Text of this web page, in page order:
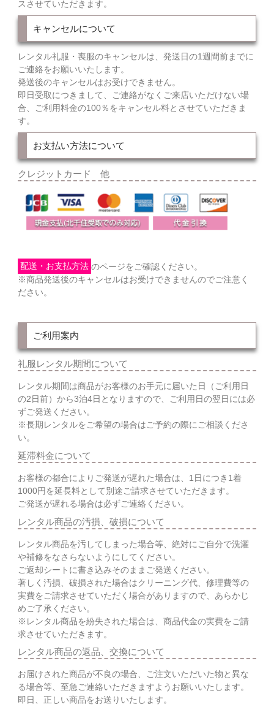
スさせていただきます。
キャンセルについて
レンタル礼服・喪服のキャンセルは、発送日の1週間前までに
ご連絡をお願いいたします。
発送後のキャンセルはお受けできません。
即日受取につきまして、ご連絡がなくご来店いただけない場
合、ご利用料金の100％をキャンセル料とさせていただきま
す。
お支払い方法について
クレジットカード 他
配送・お支払方法 のページをご確認ください。
※商品発送後のキャンセルはお受けできませんのでご注意く
ださい。
ご利用案内
礼服レンタル期間について
レンタル期間は商品がお客様のお手元に届いた日（ご利用日
の2日前）から3泊4日となりますので、ご利用日の翌日には必
ずご発送ください。
※長期レンタルをご希望の場合はご予約の際にご相談くださ
い。
延滞料金について
お客様の都合によりご発送が遅れた場合は、1日につき1着
1000円を延長料として別途ご請求させていただきます。
ご発送が遅れる場合は必ずご連絡ください。
レンタル商品の汚損、破損について
レンタル商品を汚してしまった場合等、絶対にご自分で洗濯
や補修をなさらないようにしてください。
ご返却シートに書き込みそのままご発送ください。
著しく汚損、破損された場合はクリーニング代、修理費等の
実費をご請求させていただく場合がありますので、あらかじ
めご了承ください。
※レンタル商品を紛失された場合は、商品代金の実費をご請
求させていただきます。
レンタル商品の返品、交換について
お届けされた商品が不良の場合、ご注文いただいた物と異な
る場合等、至急ご連絡いただきますようお願いいたします。
即日、正しい商品をお送りいたします。